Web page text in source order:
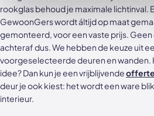
rookglas behoud je maximale lichtinval.
GewoonGers wordt áltijd op maat
gemonteerd, voor een vaste prijs.
achteraf dus. We hebben de keuze uit
voorgeselecteerde deuren en wanden.
idee? Dan kun je een vrijblijvendeofferte
deur je ook kiest: het wordt een ware
interieur.